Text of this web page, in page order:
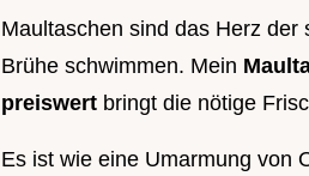
Maultaschen sind das Herz
Brühe schwimmen. Mein
preiswert bringt die nötige
Es ist wie eine Umarmung von